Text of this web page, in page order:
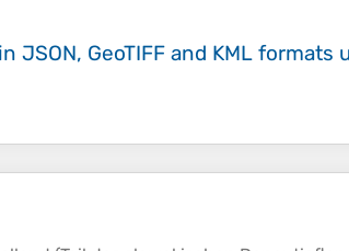
JSON, GeoTIFF and KML formats